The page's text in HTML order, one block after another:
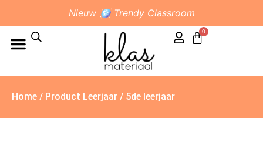
Nieuw 🪩 Trendy Classroom
0
Home / Product Leerjaar / 5de leerjaar